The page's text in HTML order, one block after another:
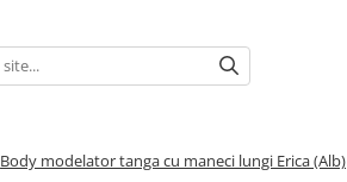
Body modelator tanga cu maneci lungi Erica (Alb)